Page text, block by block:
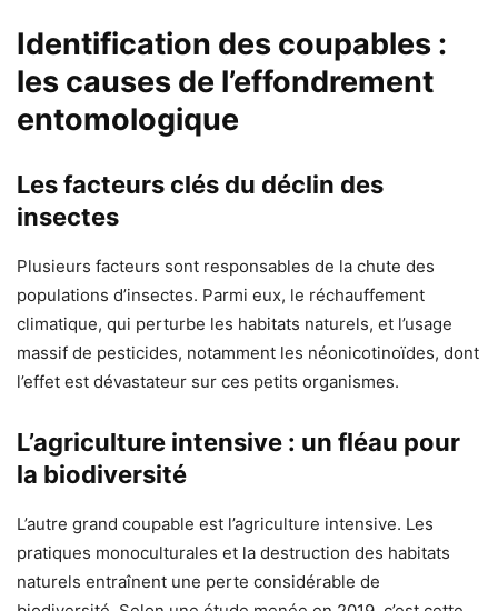
Identification des coupables :
les causes de l’effondrement
entomologique
Les facteurs clés du déclin des
insectes
Plusieurs facteurs sont responsables de la chute des
populations d’insectes. Parmi eux, le réchauffement
climatique, qui perturbe les habitats naturels, et l’usage
massif de pesticides, notamment les néonicotinoïdes, dont
l’effet est dévastateur sur ces petits organismes.
L’agriculture intensive : un fléau pour
la biodiversité
L’autre grand coupable est l’agriculture intensive. Les
pratiques monoculturales et la destruction des habitats
naturels entraînent une perte considérable de